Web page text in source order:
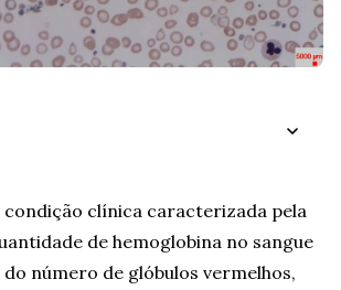
condição clínica caracterizada pela
de hemoglobina no sangue
número de glóbulos vermelhos,